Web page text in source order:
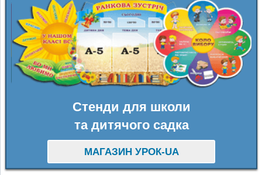
Стенди для школи
та дитячого садка
МАГАЗИН УРОК-UA